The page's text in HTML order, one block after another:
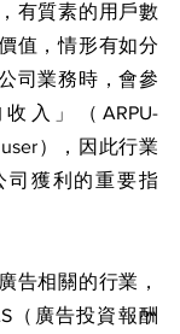
有質素的用戶數
值，情形有如分
司業務時，會參
入」（ARPU-
），因此行業
司獲利的重要指
告相關的行業，
（廣告投資報酬